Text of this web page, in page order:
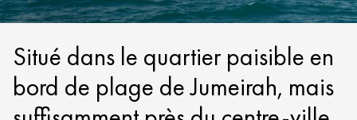
Situé dans le quartier paisible en
bord de plage de Jumeirah, mais